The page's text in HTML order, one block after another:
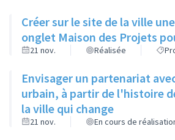
Créer sur le site de la ville
onglet Maison des Projets
21 nov. Réalisée
Envisager un partenariat
urbain, à partir de l'histoire
la ville qui change
21 nov. En cours de